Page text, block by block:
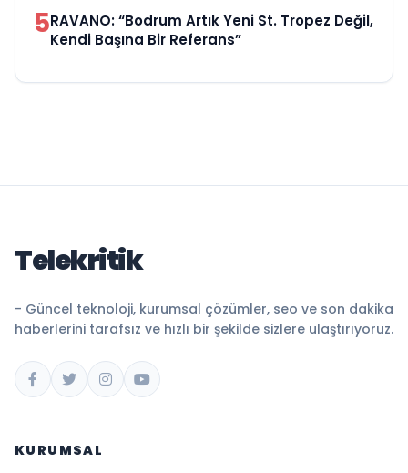
5RAVANO: “Bodrum Artık Yeni St. Tropez Değil,
Kendi Başına Bir Referans”
Telekritik
- Güncel teknoloji, kurumsal çözümler, seo ve son dakika
haberlerini tarafsız ve hızlı bir şekilde sizlere ulaştırıyoruz.
KURUMSAL